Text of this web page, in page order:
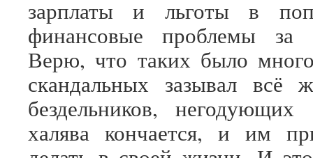
зарплаты и льготы в
финансовые проблемы за
Верю, что таких было
скандальных зазывал всё
бездельников,
халява кончается, и им